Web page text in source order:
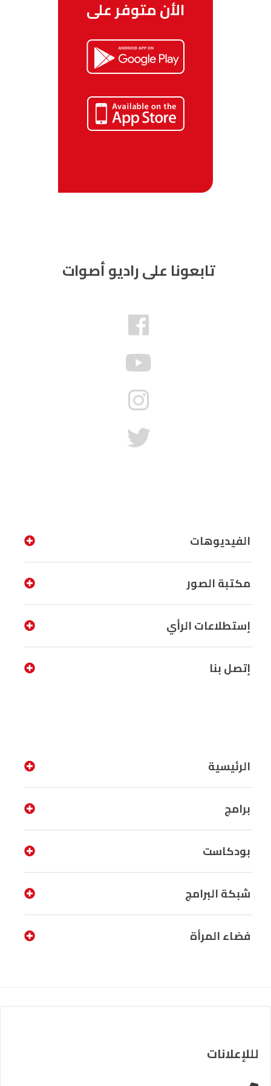
الأن متوفر على
تابعونا على راديو أصوات
الفيديوهات
مكتبة الصور
إستطلاعات الرأي
إتصل بنا
الرئيسية
برامج
بودكاست
شبكة البرامج
فضاء المرأة
لللإعلانات